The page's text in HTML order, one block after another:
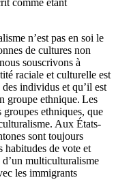
n’est pas en soi le
de cultures non
souscrivons à
raciale et culturelle est
individus et qu’il est
groupe ethnique. Les
groupes ethniques, que
Aux États-
sont toujours
habitudes de vote et
d’un multiculturalisme
les immigrants